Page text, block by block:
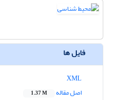
فایل ها
اصل مقاله
1.37 M